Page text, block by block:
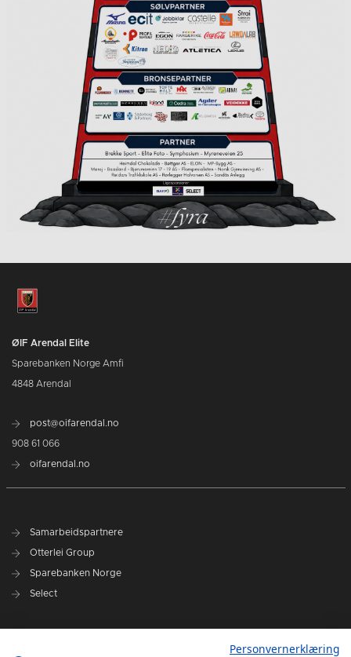
ØIF Arendal Elite
Sparebanken Norge Amfi
4848 Arendal
post@oifarendal.no
908 61 066
oifarendal.no
Samarbeidspartnere
Otterlei Group
Sparebanken Norge
Select
Personvernerklæring